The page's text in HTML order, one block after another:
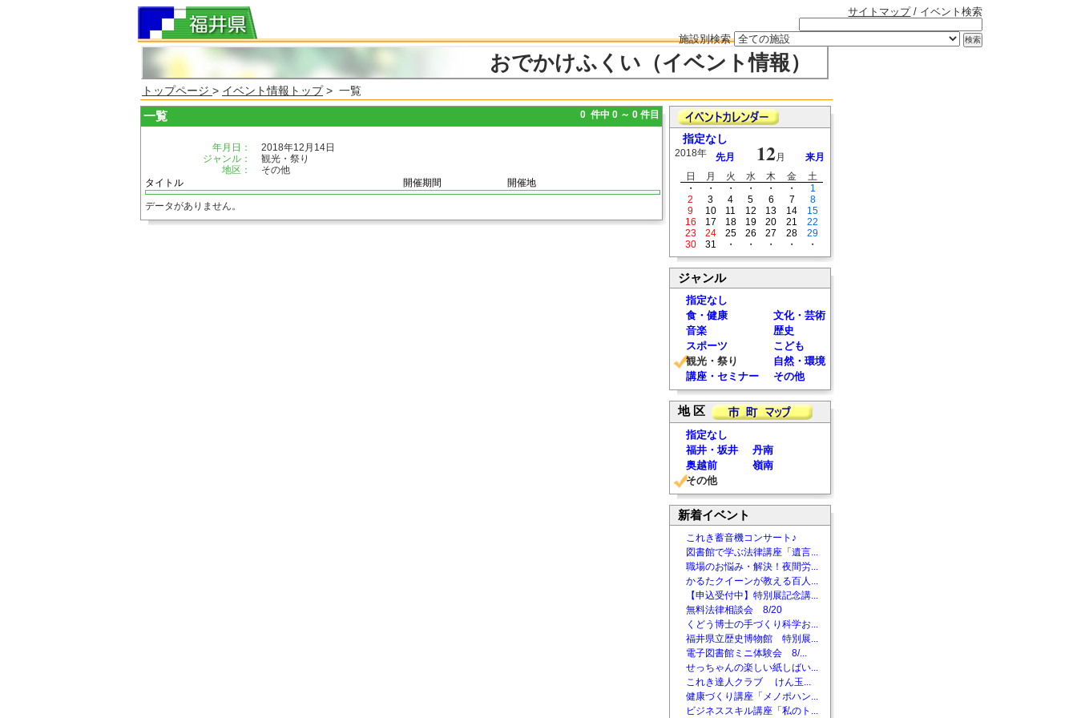
サイトマップ/ イベント検索
施設別検索
おでかけふくい（イベント情報）
トップページ > イベント情報トップ> 一覧
一覧 0 件中 0 ～ 0 件目
年月日：
2018年12月14日
ジャンル：
観光・祭り
地区：
その他
タイトル
開催期間 開催地
データがありません。
指定なし
2018年 先月 12月
来月
日
月 火 水 木 金
土
・
・ ・ ・ ・ ・
1
2
3 4 5 6 7
8
9
10 11 12 13 14
15
16
17 18 19 20 21
22
23
24 25 26 27 28
29
30
31 ・ ・ ・ ・ ・
ジャンル
指定なし
食・健康
文化・芸術
音楽
歴史
スポーツ
こども
観光・祭り
自然・環境
講座・セミナー
その他
地 区
指定なし
福井・坂井
丹南
奥越前
嶺南
その他
新着イベント
これき蓄音機コンサート♪
図書館で学ぶ法律講座「遺言...
職場のお悩み・解決！夜間労...
かるたクイーンが教える百人...
【申込受付中】特別展記念講...
無料法律相談会 8/20
くどう博士の手づくり科学お...
福井県立歴史博物館 特別展...
電子図書館ミニ体験会 8/...
せっちゃんの楽しい紙しばい...
これき達人クラブ けん玉...
健康づくり講座「メノポハン...
ビジネススキル講座「私のト...